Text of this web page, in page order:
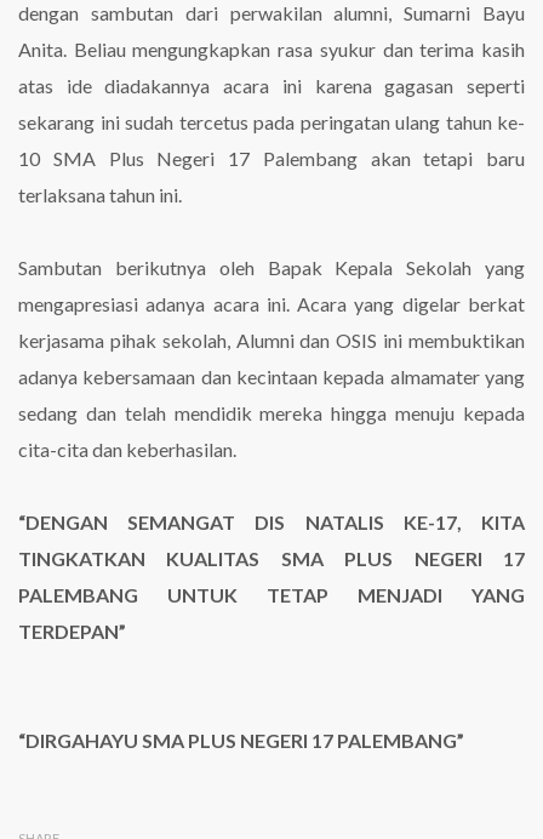
dengan sambutan dari perwakilan alumni, Sumarni Bayu
Anita. Beliau mengungkapkan rasa syukur dan terima kasih
atas ide diadakannya acara ini karena gagasan seperti
sekarang ini sudah tercetus pada peringatan ulang tahun ke-
10 SMA Plus Negeri 17 Palembang akan tetapi baru
terlaksana tahun ini.
Sambutan berikutnya oleh Bapak Kepala Sekolah yang
mengapresiasi adanya acara ini. Acara yang digelar berkat
kerjasama pihak sekolah, Alumni dan OSIS ini membuktikan
adanya kebersamaan dan kecintaan kepada almamater yang
sedang dan telah mendidik mereka hingga menuju kepada
cita-cita dan keberhasilan.
“DENGAN SEMANGAT DIS NATALIS KE-17, KITA
TINGKATKAN KUALITAS SMA PLUS NEGERI 17
PALEMBANG UNTUK TETAP MENJADI YANG
TERDEPAN”
“DIRGAHAYU SMA PLUS NEGERI 17 PALEMBANG”